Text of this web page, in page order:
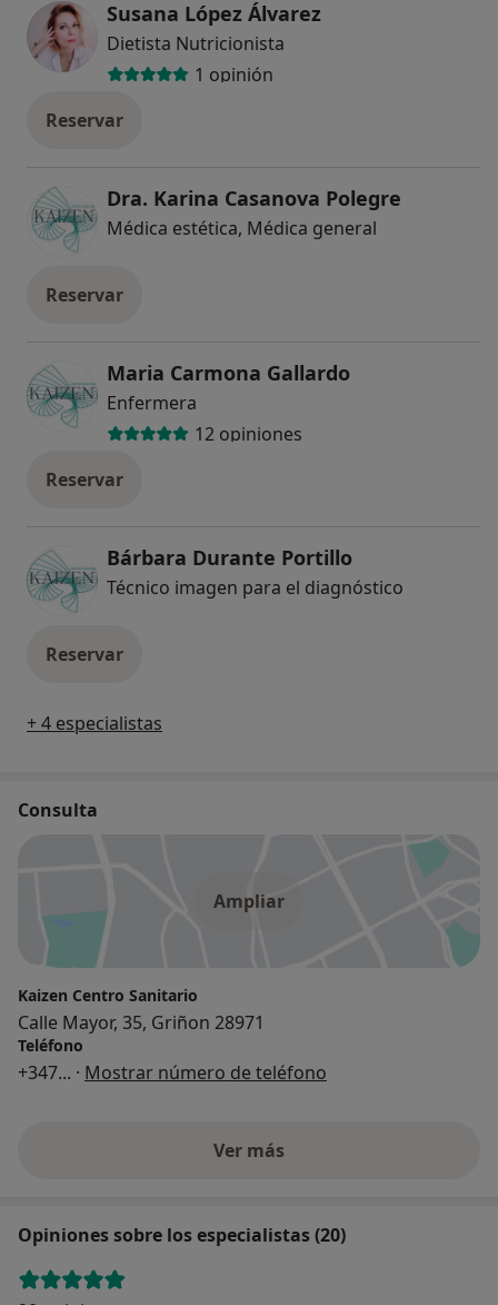
Susana López Álvarez
Dietista Nutricionista
1 opinión
Reservar
Dra. Karina Casanova Polegre
Médica estética, Médica general
Reservar
Maria Carmona Gallardo
Enfermera
12 opiniones
Reservar
Bárbara Durante Portillo
Técnico imagen para el diagnóstico
Reservar
+ 4 especialistas
Consulta
Ampliar
Kaizen Centro Sanitario
Calle Mayor, 35, Griñon 28971
Teléfono
+347... · Mostrar número de teléfono
Ver más
Opiniones sobre los especialistas (20)